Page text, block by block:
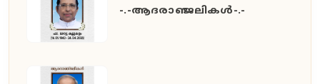
-.-ആദരാഞ്ജലികൾ-.-